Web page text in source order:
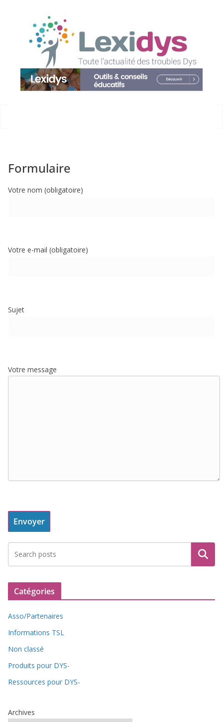
Formulaire
Votre nom (obligatoire)
Votre e-mail (obligatoire)
Sujet
Votre message
Catégories
Asso/Partenaires
Informations TSL
Non classé
Produits pour DYS-
Ressources pour DYS-
Archives